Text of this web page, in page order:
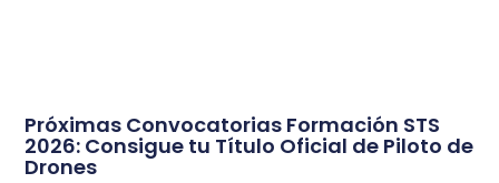
Próximas Convocatorias Formación STS
2026: Consigue tu Título Oficial de Piloto de
Drones